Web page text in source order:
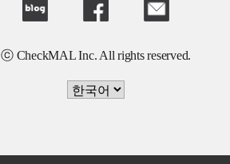
ⓒ CheckMAL Inc. All rights reserved.